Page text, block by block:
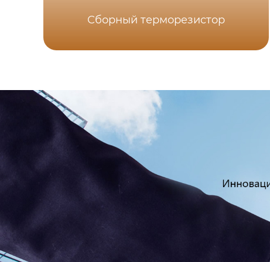
Сборный терморезистор